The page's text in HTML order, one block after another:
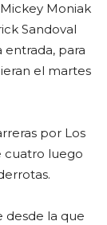
Moniak
Sandoval
entrada, para
el martes
por Los
cuatro luego
desde la que